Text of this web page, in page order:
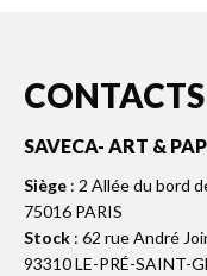
CONTACTS
SAVECA- ART &
Siège : 2 Allée du bord
75016 PARIS
Stock : 62 rue André
93310 LE-PRÉ-SAINT-